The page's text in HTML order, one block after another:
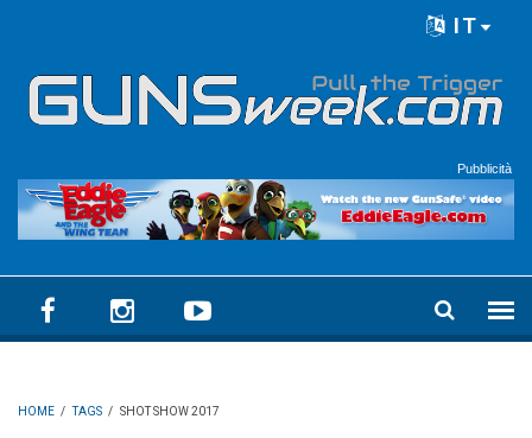
IT
Pubblicità
HOME / TAGS / SHOT SHOW 2017